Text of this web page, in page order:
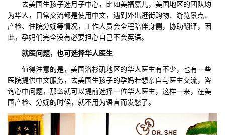
去美国生孩子选月子中心，比如美福嘉儿，美国地区的团队均
为华人，日常交流都是使用中文，遇到外出逛街购物、游览景点、
产检、住院分娩等情况，工作人员会全程陪伴身侧，协助翻译，因
此，孕妈们完全没有必要担心自己不会英语。
就医问题，也可选择华人医生
值得注意的是，美国洛杉矶地区的华人医生有不少，也有一些
医院提供中文服务，去美国生孩子的孕妈若想亲自与医生交流，咨
询心中问题，那么就可以提前选择一位华人医生，这样一来，在美
国产检、分娩的时候，就不用为语言而发愁了。